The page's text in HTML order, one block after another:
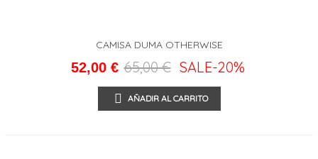
CAMISA DUMA OTHERWISE
52,00 € 65,00 € SALE-20%
AÑADIR AL CARRITO